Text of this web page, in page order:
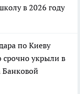
в 2026 году
по Киеву
срочно укрыли в
Банковой